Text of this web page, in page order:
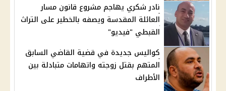
نادر شكري يهاجم مشروع قانون مسار
العائلة المقدسة ويصفه بالخطير على التراث
القبطي "فيديو"
كواليس جديدة في قضية القاضي السابق
المتهم بقتل زوجته واتهامات متبادلة بين
الأطراف